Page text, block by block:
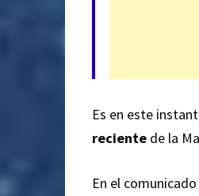
Es en este
reciente de la
En el